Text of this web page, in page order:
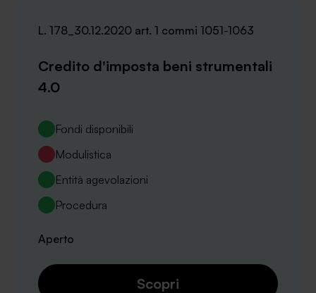
L. 178_30.12.2020 art. 1 commi 1051-1063
Credito d'imposta beni strumentali
4.0
Fondi disponibili
Modulistica
Entità agevolazioni
Procedura
Aperto
Scopri